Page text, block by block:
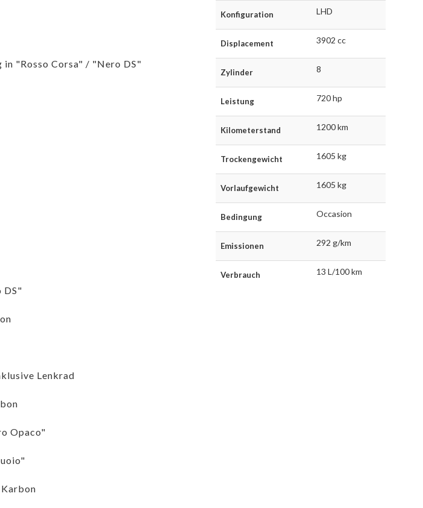
"Rosso Corsa" / "Nero DS"
DS"
Lenkrad
Opaco"
Konfiguration LHD
Displacement 3902 cc
Zylinder 8
Leistung 720 hp
Kilometerstand 1200 km
Trockengewicht 1605 kg
Vorlaufgewicht 1605 kg
Bedingung Occasion
Emissionen 292 g/km
Verbrauch 13 L/100 km